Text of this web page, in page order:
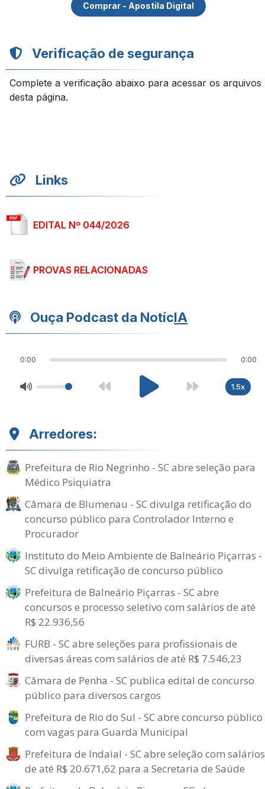
Comprar - Apostila Digital
Verificação de segurança
Complete a verificação abaixo para acessar os arquivos
desta página.
Links
EDITAL Nº 044/2026
PROVAS RELACIONADAS
Ouça Podcast da NotícIA
0:00 0:00
1.5x
Arredores:
Prefeitura de Rio Negrinho - SC abre seleção para
Médico Psiquiatra
Câmara de Blumenau - SC divulga retificação do
concurso público para Controlador Interno e
Procurador
Instituto do Meio Ambiente de Balneário Piçarras -
SC divulga retificação de concurso público
Prefeitura de Balneário Piçarras - SC abre
concursos e processo seletivo com salários de até
R$ 22.936,56
FURB - SC abre seleções para profissionais de
diversas áreas com salários de até R$ 7.546,23
Câmara de Penha - SC publica edital de concurso
público para diversos cargos
Prefeitura de Rio do Sul - SC abre concurso público
com vagas para Guarda Municipal
Prefeitura de Indaial - SC abre seleção com salários
de até R$ 20.671,62 para a Secretaria de Saúde